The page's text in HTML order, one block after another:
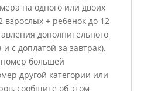
на одного или двоих
взрослых + ребенок до 12
дополнительного
и с доплатой за завтрак).
большей
другой категории или
сообщите об этом